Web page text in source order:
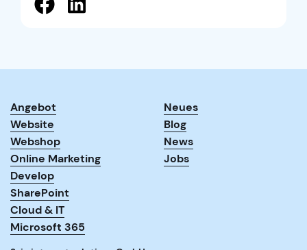
Angebot
Website
Webshop
Online Marketing
Develop
SharePoint
Cloud & IT
Microsoft 365
Neues
Blog
News
Jobs